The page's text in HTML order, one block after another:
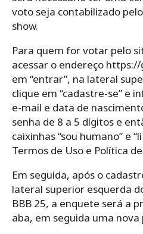
voto seja contabilizado
show.
Para quem for votar pelo
acessar o endereço
em “entrar”, na lateral
clique em “cadastre-se” e
e-mail e data de
senha de 8 a 5 dígitos e
caixinhas “sou humano” e
Termos de Uso e Política
Em seguida, após o
lateral superior esquerda
BBB 25, a enquete será a
aba, em seguida uma